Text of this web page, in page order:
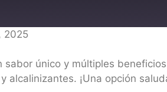
2025
único y múltiples
¡Una opción